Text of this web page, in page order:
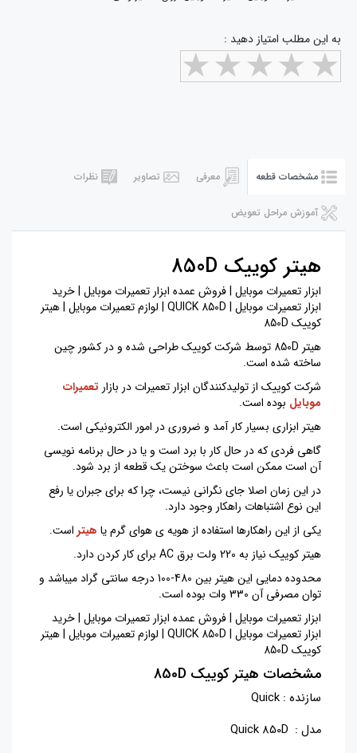
به این مطلب امتیاز دهید :
مشخصات قطعه معرفی تصاویر نظرات
آموزش مراحل تعویض
هيتر کوييک 850D
ابزار تعمیرات موبایل | فروش عمده ابزار تعمیرات موبایل | خرید
ابزار تعمیرات موبایل | QUICK 850D | لوازم تعمیرات موبایل | هیتر
کوییک 850D
هیتر 850D توسط شرکت کوییک طراحی شده و در کشور چین
ساخته شده است.
شرکت کوییک از تولیدکنندگان ابزار تعمیرات در بازار تعمیرات
موبایل بوده است.
هیتر ابزاری بسیار کار آمد و ضروری در امور الکترونیکی است.
گاهی فردی که در حال کار با برد است و یا در حال برنامه نویسی
آن است ممکن است باعث سوختن یک قطعه از برد شود.
در این زمان اصلا جای نگرانی نیست، چرا که برای جبران یا رفع
این نوع اشتباهات راهکار وجود دارد.
یکی از این راهکارها استفاده از هویه ی هوای گرم یا هیتر است.
هیتر کوییک نیاز به 220 ولت برق AC برای کار کردن دارد.
محدوده دمایی این هیتر بین 480-100 درجه سانتی گراد میباشد و
توان مصرفی آن 330 وات بوده است.
ابزار تعمیرات موبایل | فروش عمده ابزار تعمیرات موبایل | خرید
ابزار تعمیرات موبایل | QUICK 850D | لوازم تعمیرات موبایل | هیتر
کوییک 850D
مشخصات هیتر کوییک 850D
سازنده : Quick
مدل : Quick 850D